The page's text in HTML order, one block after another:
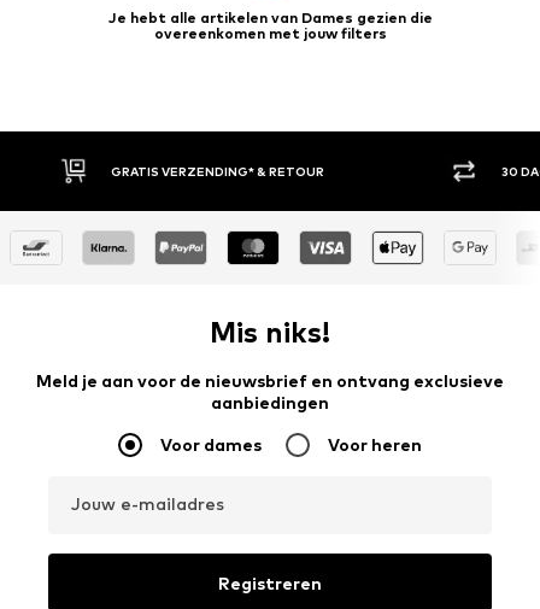
Je hebt alle artikelen van Dames gezien die
overeenkomen met jouw filters
30 DAGEN BEDENKTIJD
Mis niks!
Meld je aan voor de nieuwsbrief en ontvang exclusieve
aanbiedingen
Voor dames Voor heren
Jouw e-mailadres
Registreren